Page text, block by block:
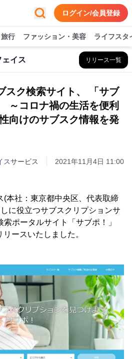
ログイン/会員登録
旅行 ファッション・美容 ライフスタ
イス リリース一覧
スク検索サイト、 「サブ
コロナ禍の生活を便利
向けのサブスク情報を発
スサービス 2021年11月4日 11:00
(本社：東京都中央区、代表取締
に役立つサブスクリプションサ
ポータルサイト「サブポ！」
ースいたしました。